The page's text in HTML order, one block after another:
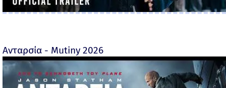
Ανταρσία - Mutiny 2026